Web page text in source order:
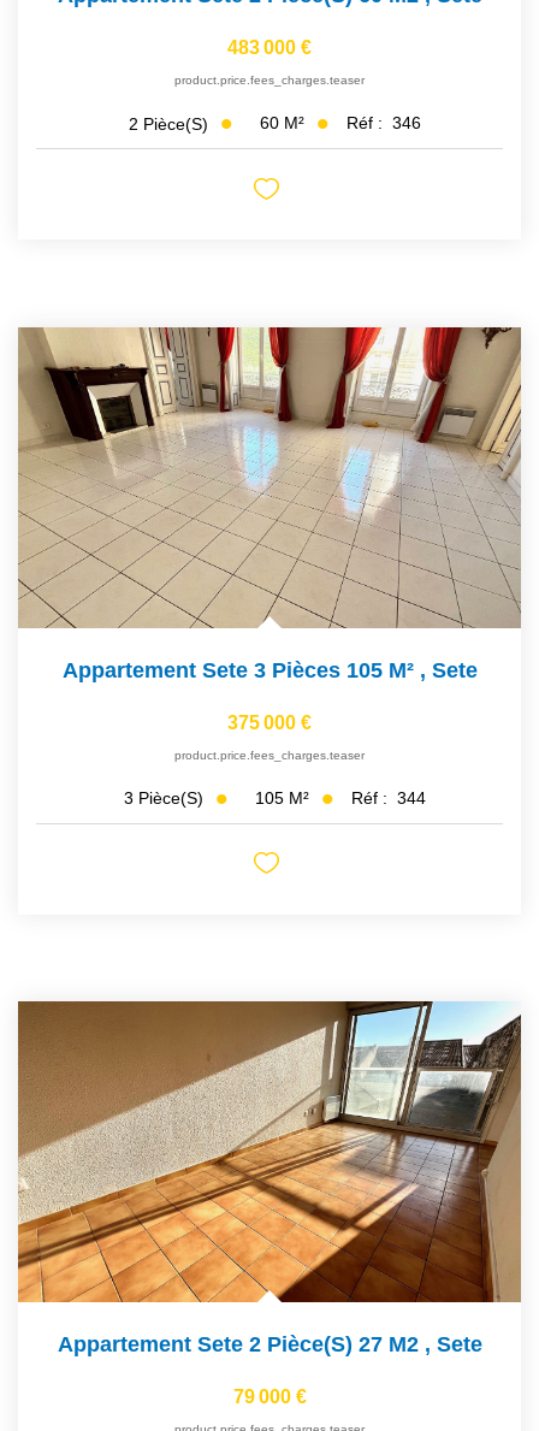
483 000 €
product.price.fees_charges.teaser
2 Pièce(s) 60 M² Réf : 346
Appartement Sete 3 Pièces 105 M² , Sete
375 000 €
product.price.fees_charges.teaser
3 Pièce(s) 105 M² Réf : 344
Appartement Sete 2 Pièce(s) 27 M2 , Sete
79 000 €